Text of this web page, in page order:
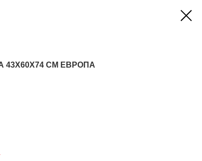
СМ ЕВРОПА